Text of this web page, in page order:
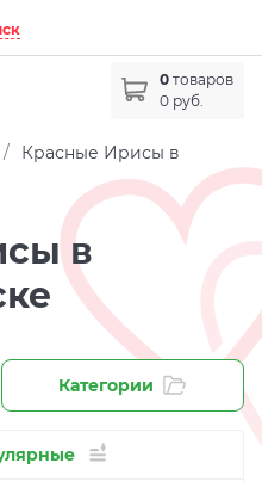
0 товаров
0 руб.
/
Красные Ирисы в
в
Категории